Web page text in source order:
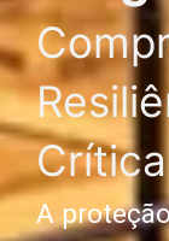
Crítica
A